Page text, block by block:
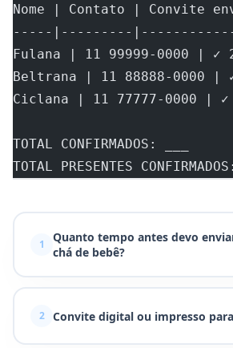
Nome | Contato | Convite
-----|---------
Fulana | 11 99999-0000 |
Beltrana | 11 88888-0000 |
Ciclana | 11 77777-0000 |
TOTAL CONFIRMADOS: ___
TOTAL PRESENTES
1
Quanto tempo antes devo
chá de bebê?
2 Convite digital ou impresso